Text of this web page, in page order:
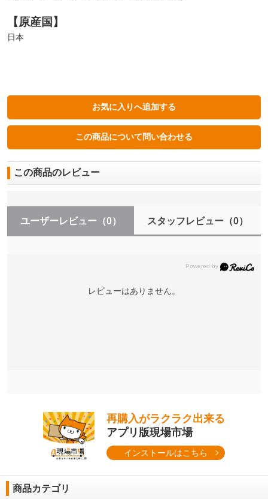
【原産国】
日本
この商品のレビュー
ユーザーレビュー （0） スタッフレビュー（0）
レビューはありません。
再購入がラクラク出来る
アプリ版現場市場
インストールはこちら
商品カテゴリ